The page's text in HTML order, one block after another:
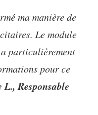
ma manière de
Le module
particulièrement
pour ce
Responsable